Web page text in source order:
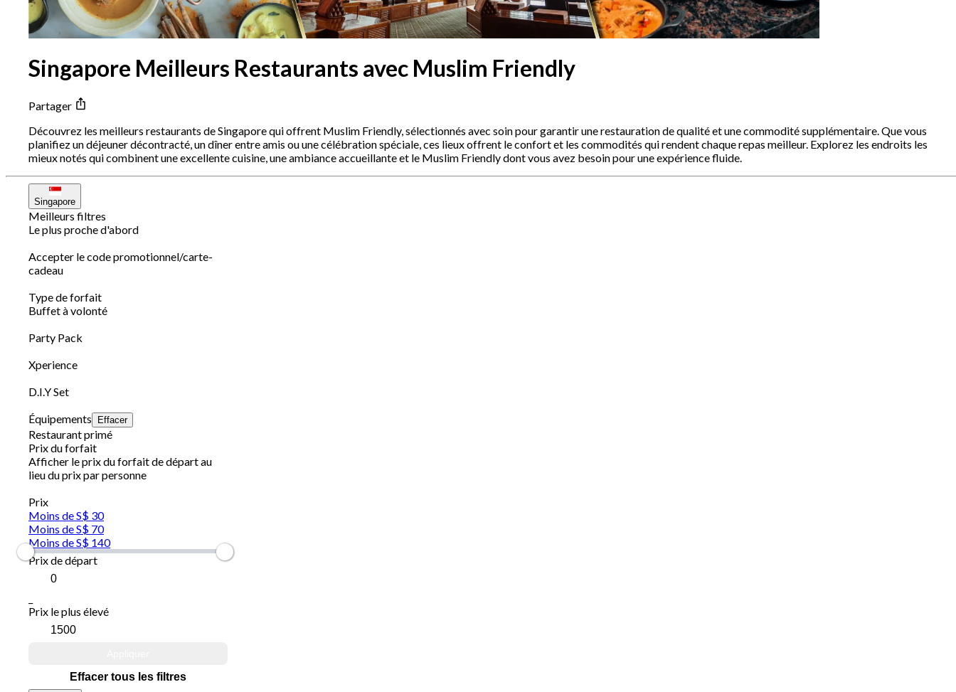
Singapore Meilleurs Restaurants avec Muslim Friendly
Partager
Découvrez les meilleurs restaurants de Singapore qui offrent Muslim Friendly, sélectionnés avec soin pour garantir une restauration de qualité et une commodité supplémentaire. Que vous
planifiez un déjeuner décontracté, un dîner entre amis ou une célébration spéciale, ces lieux offrent le confort et les commodités qui rendent chaque repas meilleur. Explorez les endroits les
mieux notés qui combinent une excellente cuisine, une ambiance accueillante et le Muslim Friendly dont vous avez besoin pour une expérience fluide.
Singapore
Meilleurs filtres
Le plus proche d'abord
Accepter le code promotionnel/carte-
cadeau
Type de forfait
Buffet à volonté
Party Pack
Xperience
D.I.Y Set
Équipements
Effacer
Restaurant primé
Prix du forfait
Afficher le prix du forfait de départ au
lieu du prix par personne
Prix
Moins de S$ 30
Moins de S$ 70
Moins de S$ 140
Prix de départ
Prix le plus élevé
Effacer tous les filtres